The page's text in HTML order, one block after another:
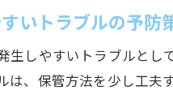
いトラブルの予防
生しやすいトラブルと
、保管方法を少し工夫